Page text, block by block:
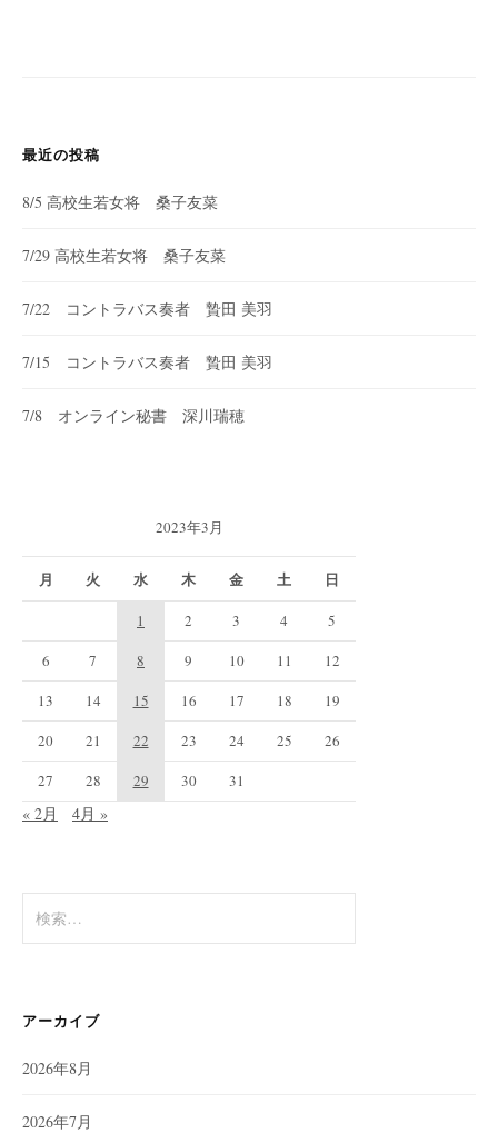
最近の投稿
8/5 高校生若女将 桑子友菜
7/29 高校生若女将 桑子友菜
7/22 コントラバス奏者 贄田 美羽
7/15 コントラバス奏者 贄田 美羽
7/8 オンライン秘書 深川瑞穂
2023年3月
月 火 水 木 金 土 日
1 2 3 4
5
6
7 8 9 10 11
12
13
14 15 16 17 18
19
20
21 22 23 24 25
26
27
28 29 30 31
« 2月 4月 »
索:
アーカイブ
2026年8月
2026年7月